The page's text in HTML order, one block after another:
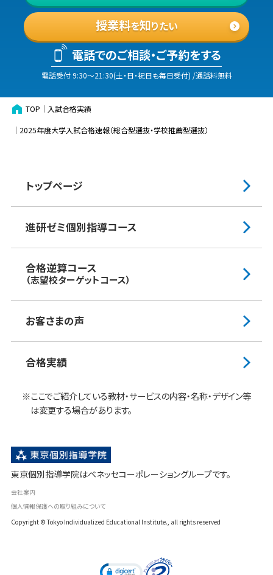
授業料を知りたい
電話でのご相談・ご予約をする
電話受付9:30〜21:30(土・日・祝日も毎日受付) /通話料無料
TOP 入試合格実績
2025年度大学入試合格速報（総合型選抜・学校推薦型選抜）
トップページ
進研ゼミ個別指導コース
合格逆算コース
（志望校ターゲットコース）
お客さまの声
合格実績
※ここでご紹介している教材・サービスの内容・名称・デザイン等
は変更する場合があります。
東京個別指導学院はベネッセコーポレーショングループです。
Copyright © Tokyo Individualized Educational Institute., all rights reserved
会社案内
個人情報保護への取り組みについて